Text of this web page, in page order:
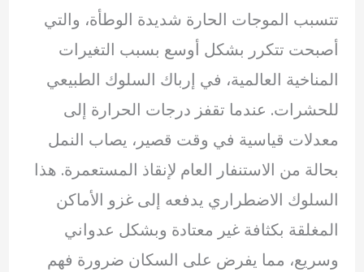
تتسبب الموجات الحارة شديدة الوطأة، والتي
أصبحت تتكرر بشكل أوسع بسبب التغيرات
المناخية العالمية، في إرباك السلوك الطبيعي
للحشرات. عندما تقفز درجات الحرارة إلى
معدلات قياسية في وقت قصير، يصاب النمل
بحالة من الاستنفار العام لإنقاذ المستعمرة. هذا
السلوك الاضطراري يدفعه إلى غزو الأماكن
المغلقة بكثافة غير معتادة وبشكل عدواني
وسريع، مما يفرض على السكان ضرورة فهم